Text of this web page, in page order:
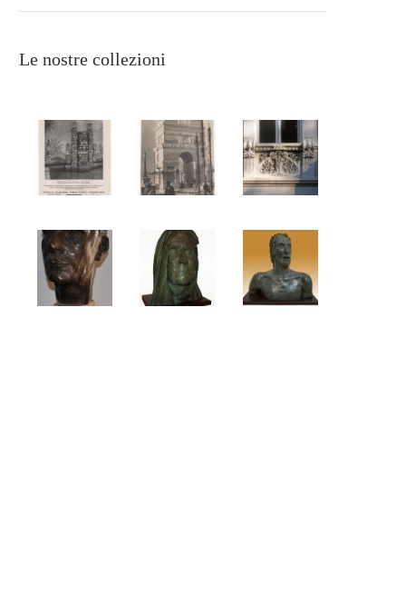
Le nostre collezioni